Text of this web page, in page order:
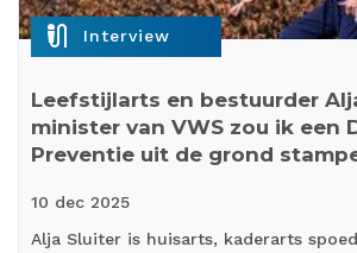
mic_external_on Interview
Leefstijlarts en bestuurder
minister van VWS zou ik een
Preventie uit de grond
10 dec 2025
Alja Sluiter is huisarts, kaderarts